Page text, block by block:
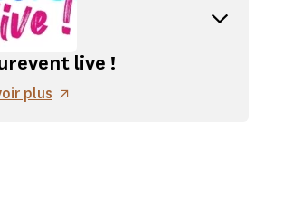
live !
plus
button